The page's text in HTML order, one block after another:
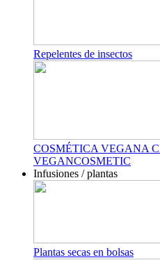
Repelentes de insectos
COSMÉTICA VEGANA
VEGANCOSMETIC
Infusiones / plantas
Plantas secas en bolsas